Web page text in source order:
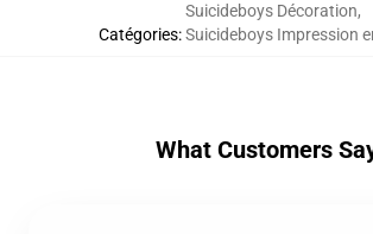
Catégories:
Suicideboys Décoration,
Suicideboys Impression
What Customers